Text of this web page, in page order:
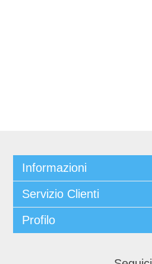
Informazioni
Servizio Clienti
Profilo